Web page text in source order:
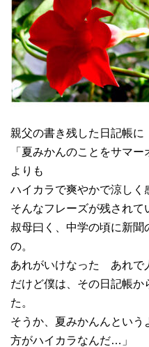
親父の書き残した日記帳に
「夏みかんのことをサマ
よりも
ハイカラで爽やかで涼しく
そんなフレーズが残されて
叔母曰く、中学の頃に新聞
の。
あれがいけなった あれで
だけど僕は、その日記帳か
た。
そうか、夏みかんんという
方がハイカラなんだ…」